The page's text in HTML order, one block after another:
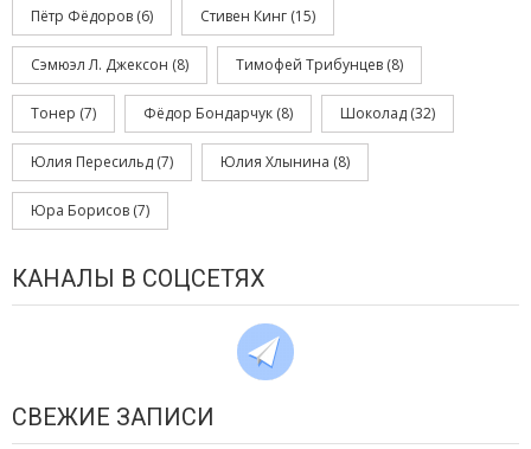
Пётр Фёдоров (6) Стивен Кинг (15)
Сэмюэл Л. Джексон (8) Тимофей Трибунцев (8)
Тонер (7) Фёдор Бондарчук (8) Шоколад (32)
Юлия Пересильд (7) Юлия Хлынина (8)
Юра Борисов (7)
КАНАЛЫ В СОЦСЕТЯХ
СВЕЖИЕ ЗАПИСИ